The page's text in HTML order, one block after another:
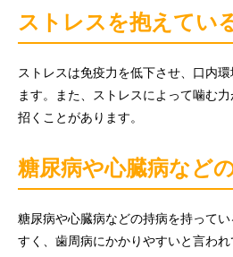
ストレスを抱えてい
ストレスは免疫力を低下させ、口内
ます。また、ストレスによって噛む
招くことがあります。
糖尿病や心臓病など
糖尿病や心臓病などの持病を持って
すく、歯周病にかかりやすいと言われ